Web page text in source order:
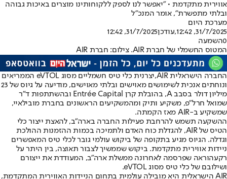
אווירית מתקדמת • "יאפשר לנו לספק ללקוחותינו מוצרים באיכות גבוהה
ובלתי מתפשרת", אומר המנכ"ל
מערכת היום
31/7/2025, 12:42
,עודכן31/7/2025, 12:42
0השמעה
המטוס החשמלי של חברת AIR. צילום: חברת AIR
החברה הישראלית AIR,
יצרנית כלי טיס חשמליים מסוג eVTOL הממריאים
ונוחתים אנכית לשימושים מאוישים ובלתי מאוישים
, מודיעה על גיוס של 23
מיליון דולר בסבב A, בהובלת קרן Entrée Capital ובהשתתפות ד”ר
שמואל חרל"פ, משקיע ותיק ומהמשקיעים הראשונים בחברת מובילאיי,
שמשקיע ב-AIR מאז הקמתה.
ההשקעה תשמש להרחבת פעילות החברה בארה״ב, להאצת ייצור כלי
הטיס של AIR, להגדלת כוח האדם ולתמיכה בכמות ההזמנות ההולכת
וגדלה. הגיוס מגיע בתקופה של ביקוש עולמי גובר לכלי טיס המאפשרים
ניידות אווירית מתקדמת. ביקוש שממשיך לצבור תאוצה, בין היתר על
רקעהוראה שפרסמה לאחרונה ממשלת ארה״ב, המעודדת את ייצורם
ושילובם של כלי טיס מסוג eVTOL.
AIR הישראלית היא מובילה עולמית בתחום הניידות האווירית המתקדמת,